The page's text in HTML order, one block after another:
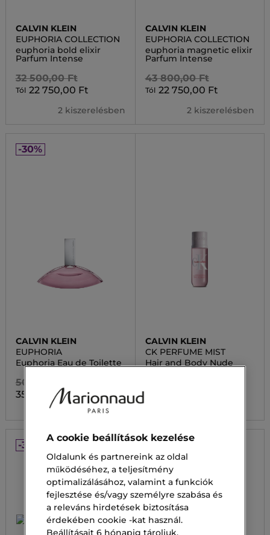
CALVIN KLEIN
EUPHORIA COLLECTION
euphoria bold elixir
Parfum Intense
32 500,00 Ft
Tól 22 750,00 Ft
2 kiszerelésben
CALVIN KLEIN
EUPHORIA COLLECTION
euphoria magnetic elixir
Parfum Intense
43 800,00 Ft
Tól 22 750,00 Ft
2 kiszerelésben
-30%
CALVIN KLEIN
EUPHORIA
Euphoria Eau de Toilette
50 000,00 Ft
35 000,00 Ft
CALVIN KLEIN
CK PERFUME MIST
Hair and Body Nude
-30%
A cookie beállítások kezelése
Oldalunk és partnereink az oldal
működéséhez, a teljesítmény
optimalizálásához, valamint a funkciók
fejlesztése és/vagy személyre szabása és
a releváns hirdetések biztosítása
érdekében cookie -kat használ.
Beállításait 6 hónapig tároljuk.